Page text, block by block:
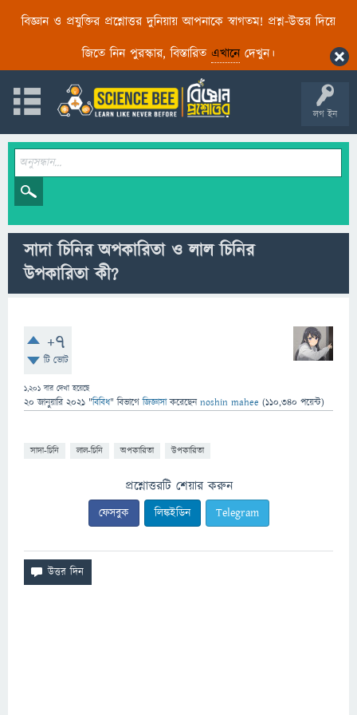
বিজ্ঞান ও প্রযুক্তির প্রশ্নোত্তর দুনিয়ায় আপনাকে স্বাগতম! প্রশ্ন-উত্তর দিয়ে
জিতে নিন পুরস্কার, বিস্তারিত এখানেদেখুন।
লগ ইন
সাদা চিনির অপকারিতা ও লাল চিনির
উপকারিতা কী?
+7
টি ভোট
1,201 বার দেখা হয়েছে
20 জানুয়ারি 2021 "বিবিধ" বিভাগে জিজ্ঞাসাকরেছেনnoshin mahee (110,340 পয়েন্ট)
সাদা-চিনি লাল-চিনি অপকারিতা উপকারিতা
প্রশ্নোত্তরটি শেয়ার করুন
ফেসবুক লিঙ্কইডিন Telegram